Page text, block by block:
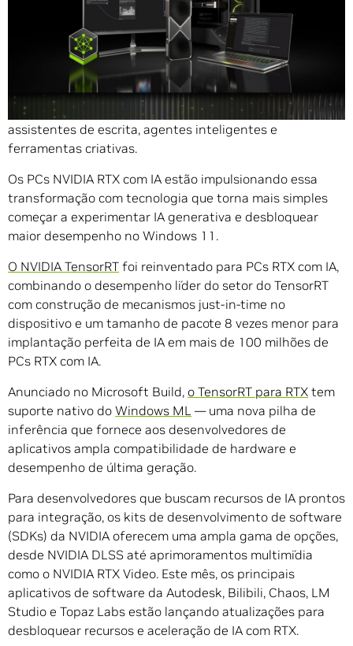
A IA generativa está transformando softwares de PC em
experiências inovadoras — de humanos digitais a
assistentes de escrita, agentes inteligentes e
ferramentas criativas.
Os PCs NVIDIA RTX com IA estão impulsionando essa
transformação com tecnologia que torna mais simples
começar a experimentar IA generativa e desbloquear
maior desempenho no Windows 11.
O NVIDIA TensorRT foi reinventado para PCs RTX com IA,
combinando o desempenho líder do setor do TensorRT
com construção de mecanismos just-in-time no
dispositivo e um tamanho de pacote 8 vezes menor para
implantação perfeita de IA em mais de 100 milhões de
PCs RTX com IA.
Anunciado no Microsoft Build, o TensorRT para RTX tem
suporte nativo do Windows ML — uma nova pilha de
inferência que fornece aos desenvolvedores de
aplicativos ampla compatibilidade de hardware e
desempenho de última geração.
Para desenvolvedores que buscam recursos de IA prontos
para integração, os kits de desenvolvimento de software
(SDKs) da NVIDIA oferecem uma ampla gama de opções,
desde NVIDIA DLSS até aprimoramentos multimídia
como o NVIDIA RTX Video. Este mês, os principais
aplicativos de software da Autodesk, Bilibili, Chaos, LM
Studio e Topaz Labs estão lançando atualizações para
desbloquear recursos e aceleração de IA com RTX.